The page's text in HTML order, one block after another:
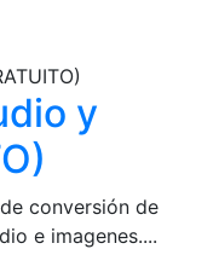
y
conversión de
e imagenes....